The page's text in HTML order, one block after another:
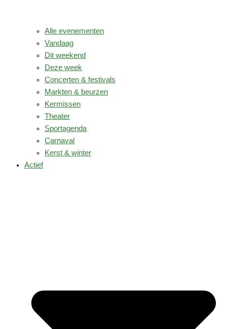
Alle evenementen
Vandaag
Dit weekend
Deze week
Concerten & festivals
Markten & beurzen
Kermissen
Theater
Sportagenda
Carnaval
Kerst & winter
Actief